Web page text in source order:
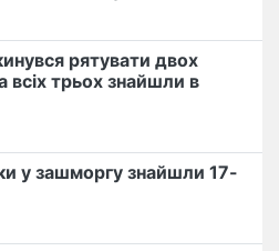
рятувати двох
всіх трьох знайшли в
у зашморгу знайшли 17-